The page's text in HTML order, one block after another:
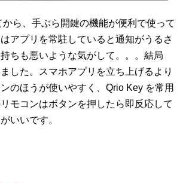
ら、手ぶら開鍵の機能が便利で使って
アプリを常駐していると通知がうるさ
ちも悪いような気がして。。。結局
した。スマホアプリを立ち上げるより
のほうが使いやすく、Qrio Key を常用
モコンはボタンを押したら即反応して
いいです。